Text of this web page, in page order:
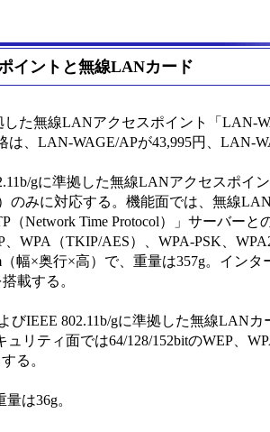
イントと無線LANカード
た無線LANアクセスポイント「LAN-
、LAN-WAGE/APが43,995円、LAN-
gに準拠した無線LANアクセスポイン
のみに対応する。機能面では、無線
（Network Time Protocol）」サーバー
WPA（TKIP/AES）、WPA-PSK、
幅×奥行×高）で、重量は357g。インタ
載する。
IEEE 802.11b/gに準拠した無線LANカ
リティ面では64/128/152bitのWEP、
る。
は36g。